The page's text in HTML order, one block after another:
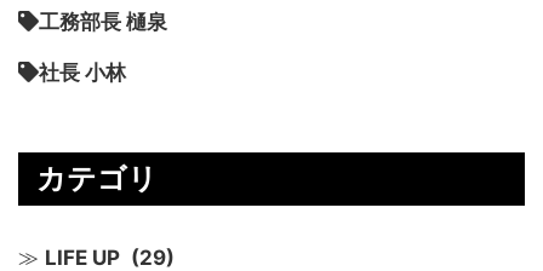
工務部長 樋泉
社長 小林
カテゴリ
LIFE UP (29)